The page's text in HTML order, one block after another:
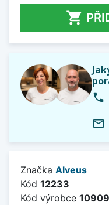

phone
mail_outline
Značka Alveus
Kód 12233
Kód výrobce